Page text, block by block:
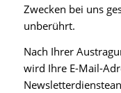
Zwecken bei uns
unberührt.
Nach Ihrer
wird Ihre E-Mail-